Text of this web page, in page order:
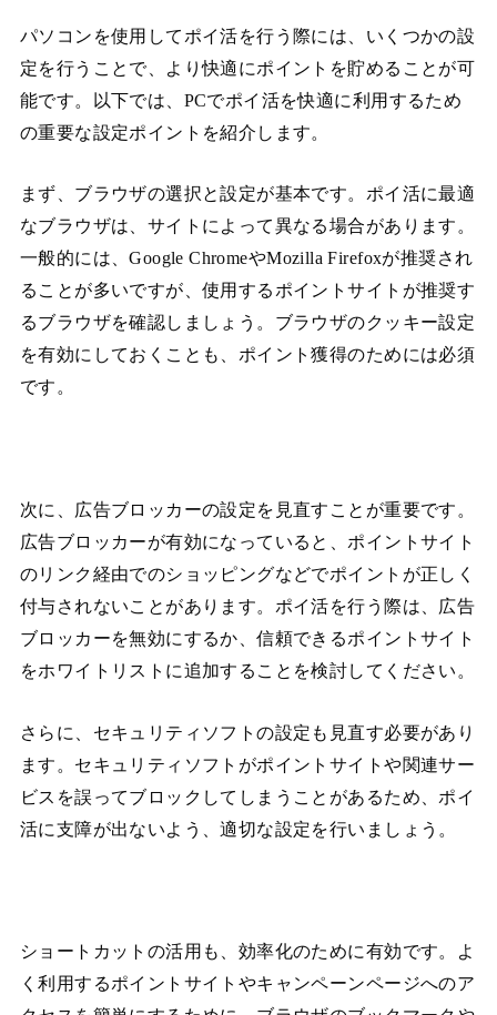
パソコンを使用してポイ活を行う際には、いくつかの設
定を行うことで、より快適にポイントを貯めることが可
能です。以下では、PCでポイ活を快適に利用するため
の重要な設定ポイントを紹介します。
まず、ブラウザの選択と設定が基本です。ポイ活に最適
なブラウザは、サイトによって異なる場合があります。
一般的には、Google ChromeやMozilla Firefoxが推奨され
ることが多いですが、使用するポイントサイトが推奨す
るブラウザを確認しましょう。ブラウザのクッキー設定
を有効にしておくことも、ポイント獲得のためには必須
です。
次に、広告ブロッカーの設定を見直すことが重要です。
広告ブロッカーが有効になっていると、ポイントサイト
のリンク経由でのショッピングなどでポイントが正しく
付与されないことがあります。ポイ活を行う際は、広告
ブロッカーを無効にするか、信頼できるポイントサイト
をホワイトリストに追加することを検討してください。
さらに、セキュリティソフトの設定も見直す必要があり
ます。セキュリティソフトがポイントサイトや関連サー
ビスを誤ってブロックしてしまうことがあるため、ポイ
活に支障が出ないよう、適切な設定を行いましょう。
ショートカットの活用も、効率化のために有効です。よ
く利用するポイントサイトやキャンペーンページへのア